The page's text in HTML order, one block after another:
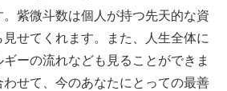
紫微斗数は個人が持つ先天的な資
せてくれます。また、人生全体に
ーの流れなども見ることができま
せて、今のあなたにとっての最善